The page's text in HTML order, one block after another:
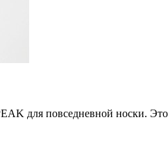
для повседневной носки.